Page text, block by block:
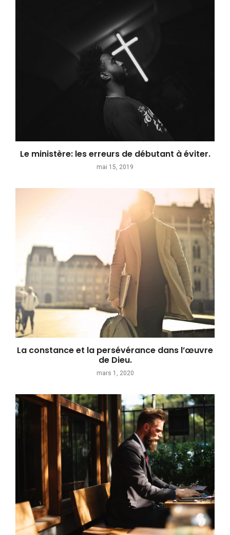
Le ministère: les erreurs de débutant à éviter.
mai 15, 2019
La constance et la persévérance dans l’œuvre
de Dieu.
mars 1, 2020